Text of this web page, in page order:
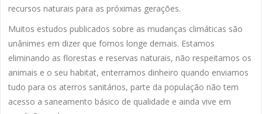
recursos naturais para as próximas gerações.
Muitos estudos publicados sobre as mudanças climáticas são
unânimes em dizer que fomos longe demais. Estamos
eliminando as florestas e reservas naturais, não respeitamos os
animais e o seu habitat, enterramos dinheiro quando enviamos
tudo para os aterros sanitários, parte da população não tem
acesso a saneamento básico de qualidade e ainda vive em